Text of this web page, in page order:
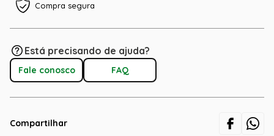
Compra segura
Está precisando de ajuda?
Fale conosco FAQ
Compartilhar